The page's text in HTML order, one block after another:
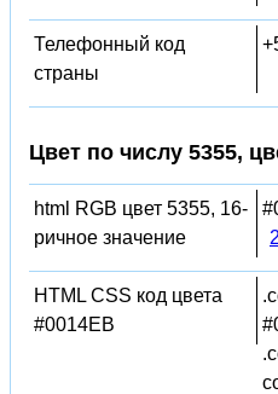
Телефонный код
страны
Цвет по числу 5355,
html RGB цвет 5355, 16-
ричное значение
HTML CSS код цвета
#0014EB